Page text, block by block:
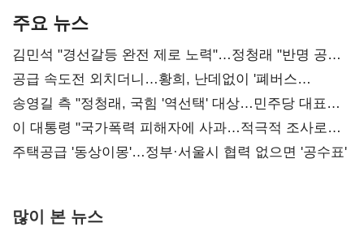
주요 뉴스
김민석 "경선갈등 완전 제로 노력"…정청래 "반명 공세
사과부터"
공급 속도전 외치더니…황희, 난데없이 '폐버스
리모델링' 제안
송영길 측 "정청래, 국힘 '역선택' 대상…민주당 대표로
총선 지휘 못해"
이 대통령 "국가폭력 피해자에 사과…적극적 조사로
진실 밝혀야"
주택공급 '동상이몽'…정부·서울시 협력 없으면 '공수표'
많이 본 뉴스